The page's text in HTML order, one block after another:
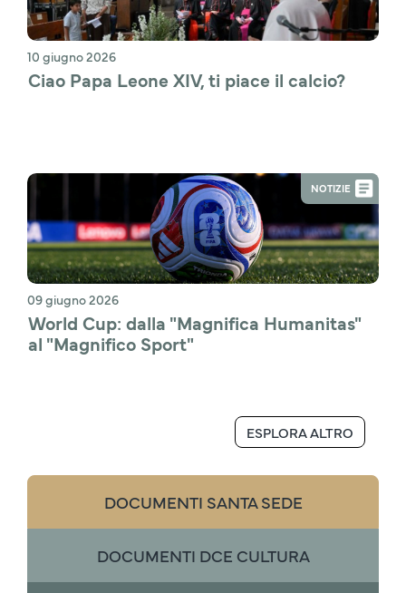
10 giugno 2026
Ciao Papa Leone XIV, ti piace il calcio?
NOTIZIE
09 giugno 2026
World Cup: dalla "Magnifica Humanitas"
al "Magnifico Sport"
ESPLORA ALTRO
DOCUMENTI SANTA SEDE
DOCUMENTI DCE CULTURA